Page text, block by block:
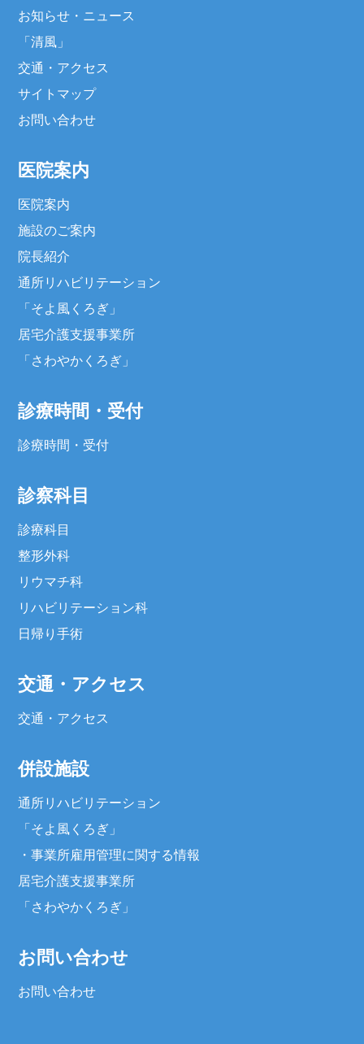
お知らせ・ニュース
「清風」
交通・アクセス
サイトマップ
お問い合わせ
医院案内
医院案内
施設のご案内
院長紹介
通所リハビリテーション
「そよ風くろぎ」
居宅介護支援事業所
「さわやかくろぎ」
診療時間・受付
診療時間・受付
診察科目
診療科目
整形外科
リウマチ科
リハビリテーション科
日帰り手術
交通・アクセス
交通・アクセス
併設施設
通所リハビリテーション
「そよ風くろぎ」
・事業所雇用管理に関する情報
居宅介護支援事業所
「さわやかくろぎ」
お問い合わせ
お問い合わせ